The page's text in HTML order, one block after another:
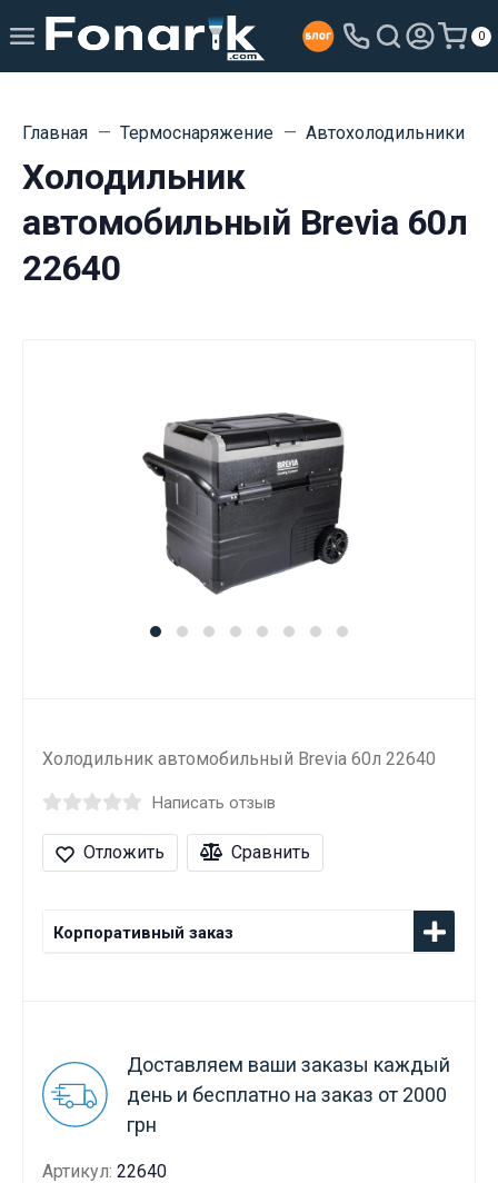
0
Главная Термоснаряжение Автохолодильники
Холодильник
автомобильный Brevia 60л
22640
Холодильник автомобильный Brevia 60л 22640
Написать отзыв
Отложить Сравнить
Корпоративный заказ
Доставляем ваши заказы каждый
день и бесплатно на заказ от 2000
грн
Артикул: 22640